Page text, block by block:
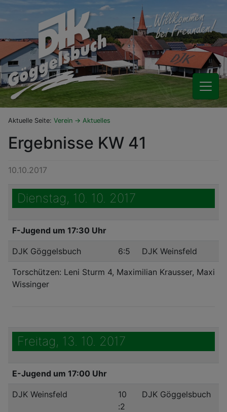
Aktuelle Seite: Verein Aktuelles
Ergebnisse KW 41
10.10.2017
Dienstag, 10. 10. 2017
F-Jugend um 17:30 Uhr
DJK Göggelsbuch 6:5 DJK Weinsfeld
Torschützen: Leni Sturm 4, Maximilian Krausser, Maxi
Wissinger
Freitag, 13. 10. 2017
E-Jugend um 17:00 Uhr
DJK Weinsfeld
10
:2
DJK Göggelsbuch